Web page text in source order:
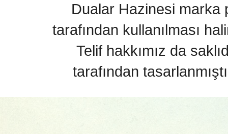
Dualar Hazinesi marka
tarafından kullanılması
Telif hakkımız da
tarafından